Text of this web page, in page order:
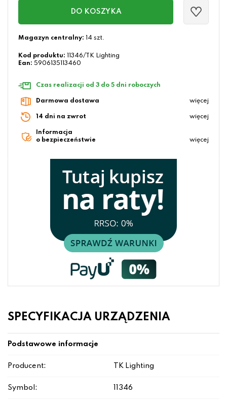
DO KOSZYKA
Magazyn centralny: 14 szt.
Kod produktu:
11346/TK Lighting
Ean: 5906135113460
Czas realizacji od 3 do 5 dni roboczych
Darmowa dostawa więcej
14 dni na zwrot więcej
Informacja
o bezpieczeństwie
więcej
SPECYFIKACJA URZĄDZENIA
Podstawowe informacje
Producent: TK Lighting
Symbol: 11346